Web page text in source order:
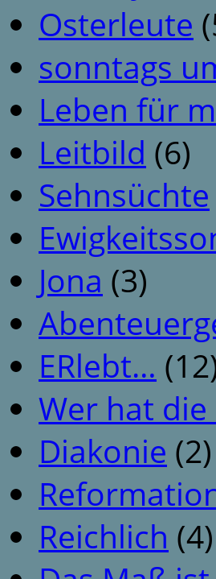
Osterleute
sonntags
Leben für
Leitbild (6)
Sehnsüchte
Jona (3)
ERlebt…
Wer hat die
Diakonie (2)
Reichlich (4)